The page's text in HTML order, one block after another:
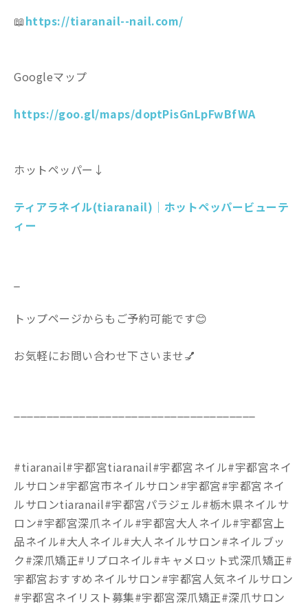
📖https://tiaranail--nail.com/
Googleマップ
https://goo.gl/maps/doptPisGnLpFwBfWA
ホットペッパー↓
ティアラネイル(tiaranail)｜ホットペッパービューテ
ィー
トップページからもご予約可能です😊
お気軽にお問い合わせ下さいませ💅
#tiaranail#宇都宮tiaranail#宇都宮ネイル#宇都宮ネイ
ルサロン#宇都宮市ネイルサロン#宇都宮#宇都宮ネイ
ルサロンtiaranail#宇都宮パラジェル#栃木県ネイルサ
ロン#宇都宮深爪ネイル#宇都宮大人ネイル#宇都宮上
品ネイル#大人ネイル#大人ネイルサロン#ネイルブッ
ク#深爪矯正#リプロネイル#キャメロット式深爪矯正#
宇都宮おすすめネイルサロン#宇都宮人気ネイルサロン
#宇都宮ネイリスト募集#宇都宮深爪矯正#深爪サロン